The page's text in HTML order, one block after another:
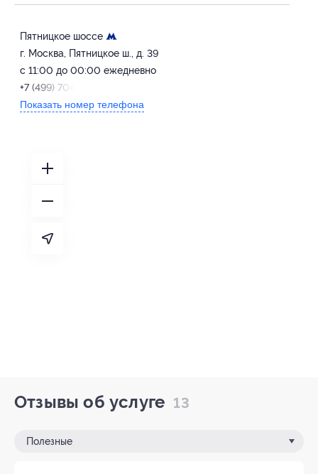
Пятницкое шоссе
г. Москва, Пятницкое ш., д. 39
с 11:00 до 00:00 ежедневно
+7 (499) 704-01-11
Показать номер телефона
Отзывы об услуге 13
Полезные